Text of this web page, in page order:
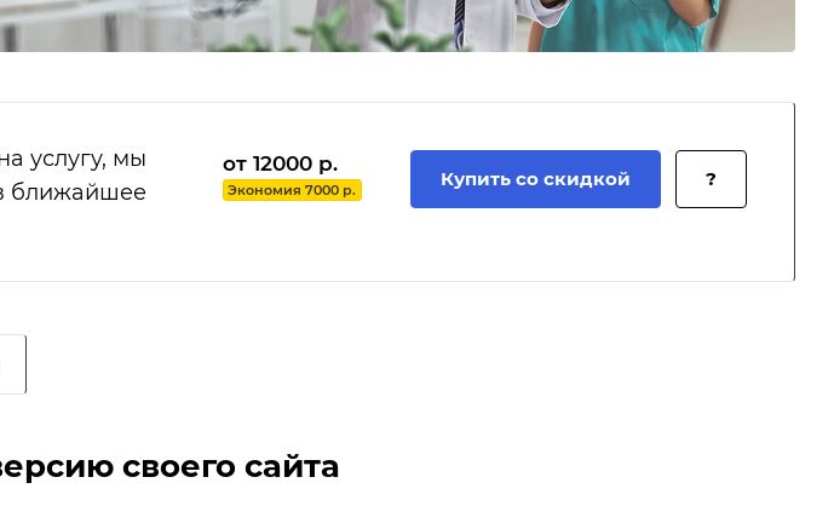
услугу, мы
ближайшее
от 12000 р.
Экономия 7000 р. Купить со скидкой ?
своего сайта